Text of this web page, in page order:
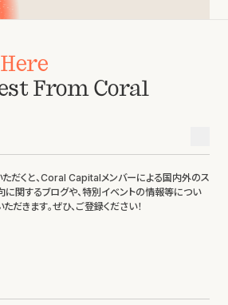
From Coral
ただくと、Coral Capitalメンバーによる国内外のス
に関するブログや、特別イベントの情報等につい
だきます。ぜひ、ご登録ください！